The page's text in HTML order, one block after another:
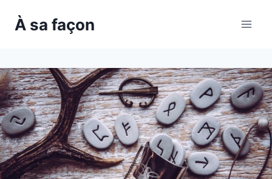
À sa façon